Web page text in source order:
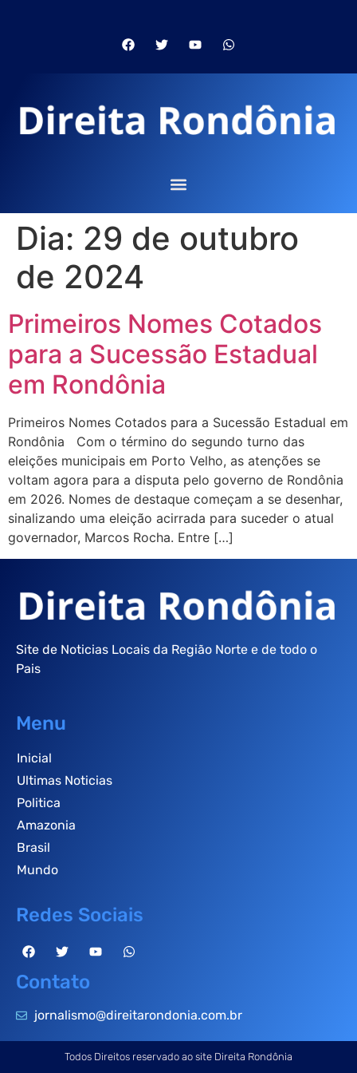
Dia: 29 de outubro
de 2024
Primeiros Nomes Cotados
para a Sucessão Estadual
em Rondônia
Primeiros Nomes Cotados para a Sucessão Estadual em
Rondônia Com o término do segundo turno das
eleições municipais em Porto Velho, as atenções se
voltam agora para a disputa pelo governo de Rondônia
em 2026. Nomes de destaque começam a se desenhar,
sinalizando uma eleição acirrada para suceder o atual
governador, Marcos Rocha. Entre […]
Site de Noticias Locais da Região Norte e de todo o
Pais
Menu
Inicial
Ultimas Noticias
Politica
Amazonia
Brasil
Mundo
Redes Sociais
Contato
jornalismo@direitarondonia.com.br
Todos Direitos reservado ao site Direita Rondônia